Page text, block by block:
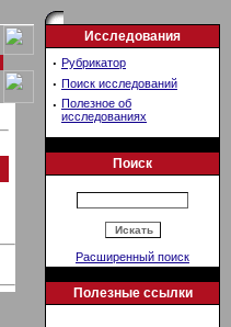
Исследования
· Рубрикатор
· Поиск исследований
· Полезное об
исследованиях
Поиск
Расширенный поиск
Полезные ссылки